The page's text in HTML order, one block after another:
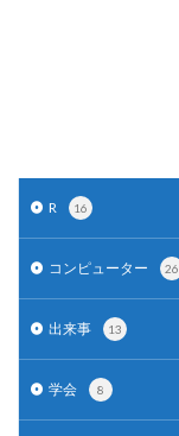
R 16
コンピューター 26
出来事 13
学会 8